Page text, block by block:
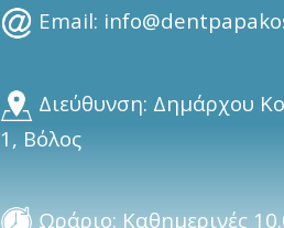
Email:
Διεύθυνση: Δημάρχου
1, Βόλος
Ωράριο: Καθημερινές